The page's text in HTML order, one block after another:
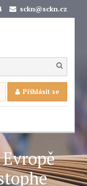
sckn@sckn.cz
Přihlásit se